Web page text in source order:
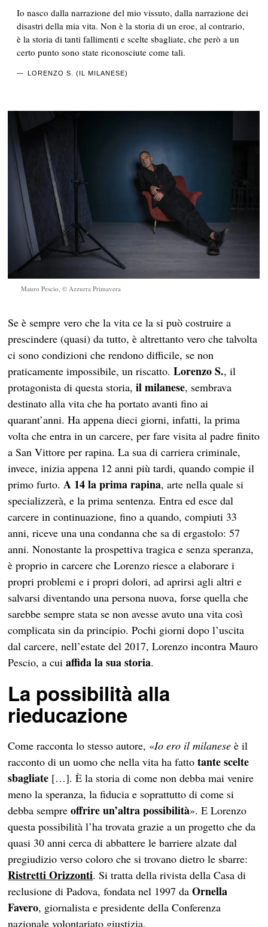
Io nasco dalla narrazione del mio vissuto, dalla narrazione dei
disastri della mia vita. Non è la storia di un eroe, al contrario,
è la storia di tanti fallimenti e scelte sbagliate, che però a un
certo punto sono state riconosciute come tali.
LORENZO S. (IL MILANESE)
Mauro Pescio, © Azzurra Primavera
Se è sempre vero che la vita ce la si può costruire a
prescindere (quasi) da tutto, è altrettanto vero che talvolta
ci sono condizioni che rendono difficile, se non
praticamente impossibile, un riscatto.Lorenzo S., il
protagonista di questa storia,il milanese, sembrava
destinato alla vita che ha portato avanti fino ai
quarant’anni. Ha appena dieci giorni, infatti, la prima
volta che entra in un carcere, per fare visita al padre finito
a San Vittore per rapina. La sua di carriera criminale,
invece, inizia appena 12 anni più tardi, quando compie il
primo furto.A 14 la prima rapina, arte nella quale si
specializzerà, e la prima sentenza. Entra ed esce dal
carcere in continuazione, fino a quando, compiuti 33
anni, riceve una una condanna che sa di ergastolo: 57
anni. Nonostante la prospettiva tragica e senza speranza,
è proprio in carcere che Lorenzo riesce a elaborare i
propri problemi e i propri dolori, ad aprirsi agli altri e
salvarsi diventando una persona nuova, forse quella che
sarebbe sempre stata se non avesse avuto una vita così
complicata sin da principio. Pochi giorni dopo l’uscita
dal carcere, nell’estate del 2017, Lorenzo incontra Mauro
Pescio, a cuiaffida la sua storia.
La possibilità alla
rieducazione
Come racconta lo stesso autore, «Io ero il milanese è il
racconto di un uomo che nella vita ha fattotante scelte
sbagliate […]. È la storia di come non debba mai venire
meno la speranza, la fiducia e soprattutto di come si
debba sempreoffrire un’altra possibilità». E Lorenzo
questa possibilità l’ha trovata grazie a un progetto che da
quasi 30 anni cerca di abbattere le barriere alzate dal
pregiudizio verso coloro che si trovano dietro le sbarre:
Ristretti Orizzonti. Si tratta della rivista della Casa di
reclusione di Padova, fondata nel 1997 daOrnella
Favero, giornalista e presidente della Conferenza
nazionale volontariato giustizia.